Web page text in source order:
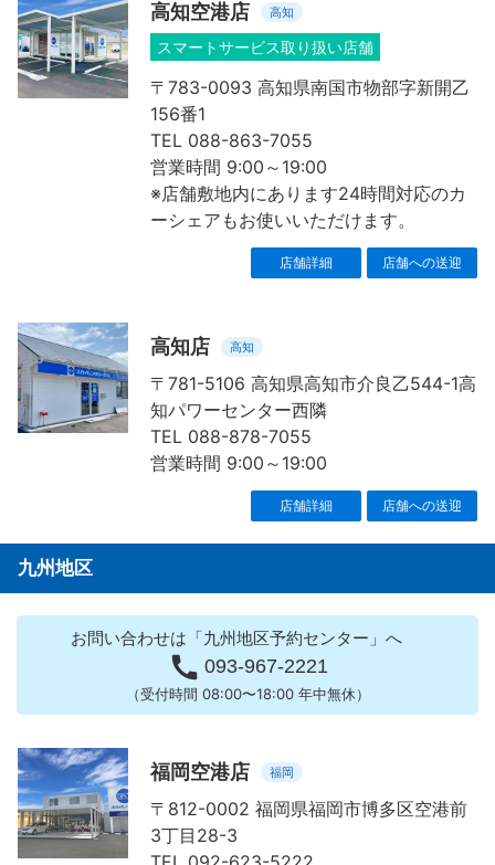
高知空港店 高知
スマートサービス取り扱い店舗
〒783-0093 高知県南国市物部字新開乙
156番1
TEL 088-863-7055
営業時間 9:00～19:00
※店舗敷地内にあります24時間対応のカ
ーシェアもお使いいただけます。
店舗詳細 店舗への送迎
高知店 高知
〒781-5106 高知県高知市介良乙544-1高
知パワーセンター西隣
TEL 088-878-7055
営業時間 9:00～19:00
店舗詳細 店舗への送迎
九州地区
お問い合わせは「九州地区予約センター」へ
 093-967-2221
（受付時間 08:00〜18:00 年中無休）
福岡空港店 福岡
〒812-0002 福岡県福岡市博多区空港前
3丁目28-3